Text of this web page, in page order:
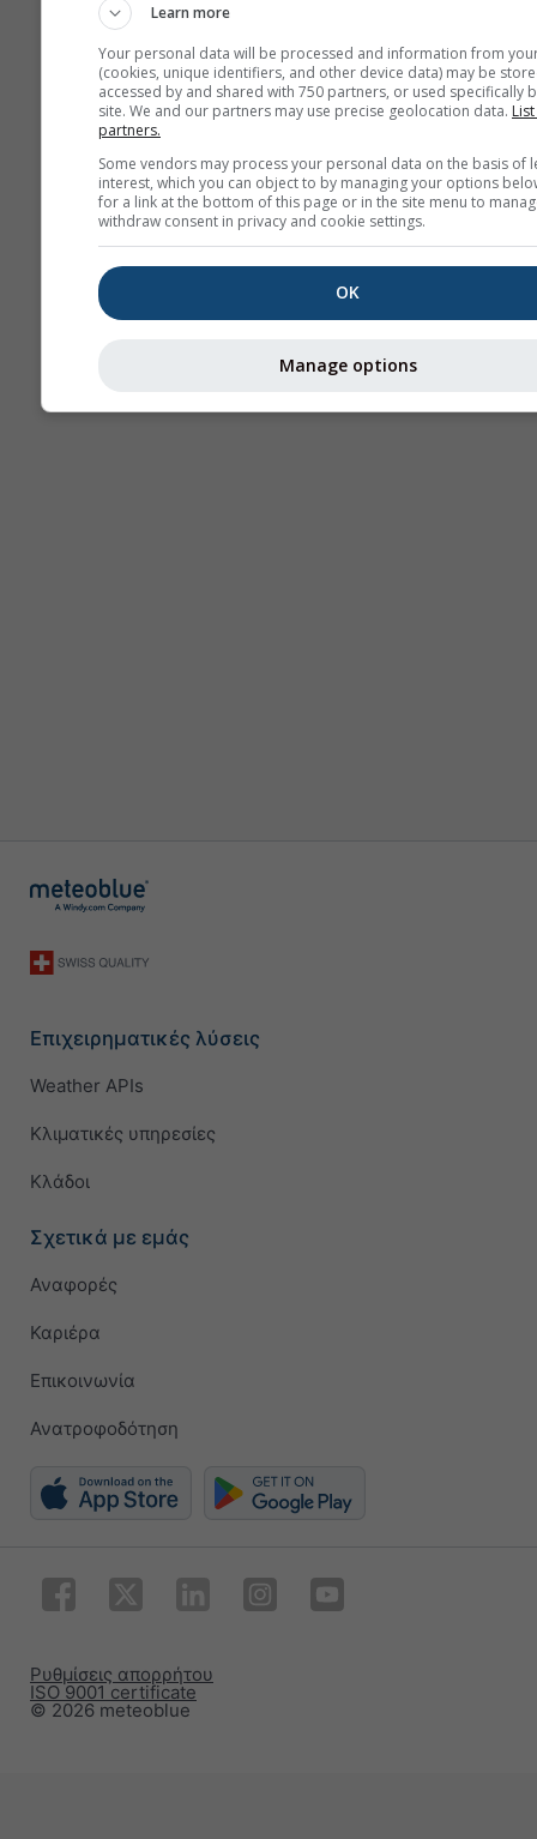
Επιχειρηματικές λύσεις
Weather APIs
Κλιματικές υπηρεσίες
Κλάδοι
Σχετικά με εμάς
Αναφορές
Καριέρα
Επικοινωνία
Ανατροφοδότηση
© 2026 meteoblue
ISO 9001 certificate
Ρυθμίσεις απορρήτου
Learn more
Your personal data will be processed and information from
(cookies, unique identifiers, and other device data) may be
accessed by and shared with 750 partners, or used specifically
site. We and our partners may use precise geolocation data.
partners.
Some vendors may process your personal data on the basis of
interest, which you can object to by managing your options
for a link at the bottom of this page or in the site menu to
withdraw consent in privacy and cookie settings.
OK
Manage options